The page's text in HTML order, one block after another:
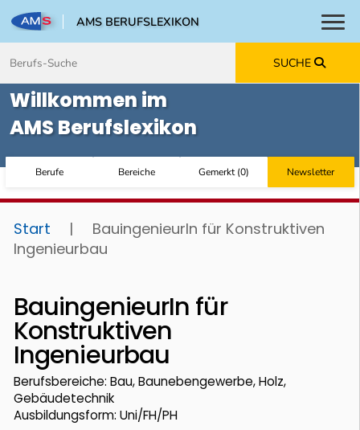
AMS BERUFSLEXIKON
SUCHE
Willkommen im
AMS Berufslexikon
Berufe Bereiche Gemerkt(0) Newsletter
Start |
BauingenieurIn für Konstruktiven
Ingenieurbau
BauingenieurIn für
Konstruktiven
Ingenieurbau
Berufsbereiche: Bau, Baunebengewerbe, Holz,
Gebäudetechnik
Ausbildungsform: Uni/FH/PH